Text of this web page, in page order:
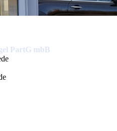
PartG mbB